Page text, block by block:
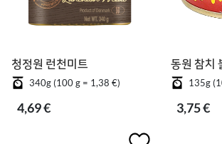
청정원 런천미트
340g (100 g = 1,38 €)
4,69 €
동원 참치
135g
3,75 €